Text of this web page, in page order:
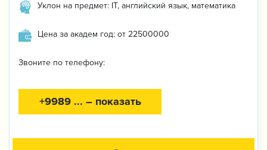
Уклон на предмет: IT, английский язык, математика
Цена за академ год: от 22500000
Звоните по телефону:
+9989 ... – показать